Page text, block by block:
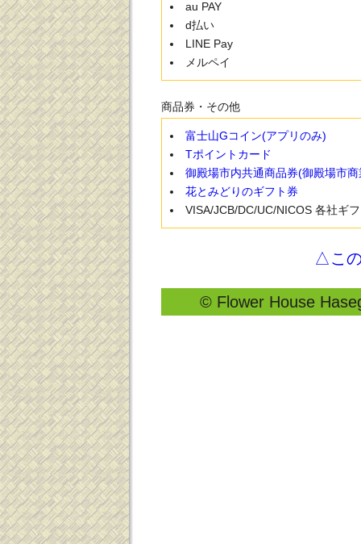
au PAY
d払い
LINE Pay
メルペイ
商品券・その他
富士山Gコイン(アプリのみ)
Tポイントカード
御殿場市内共通商品券(御殿場市
花とみどりのギフト券
VISA/JCB/DC/UC/NICOS 各社ギ
△こ
© Flower House